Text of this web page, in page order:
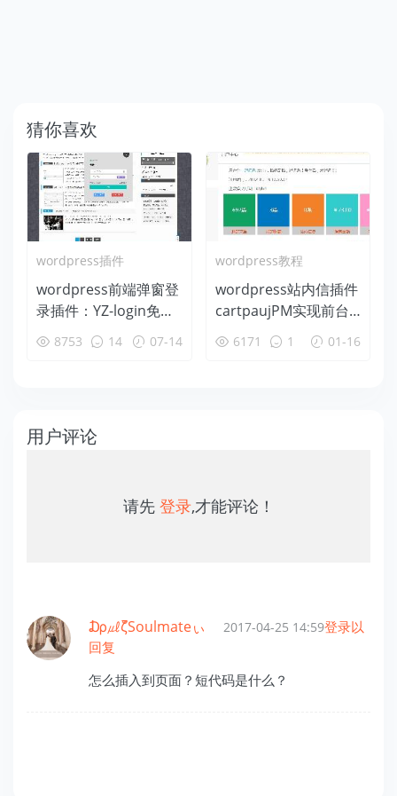
猜你喜欢
wordpress插件
wordpress前端弹窗登
录插件：YZ-login免费
下载8753 14 07-14
wordpress教程
wordpress站内信插件
cartpaujPM实现前台
统计信息
6171 1 01-16
用户评论
请先 登录,才能评论！
₯㎕ζัSoulmateぃ 2017-04-25 14:59登录以
回复
怎么插入到页面？短代码是什么？